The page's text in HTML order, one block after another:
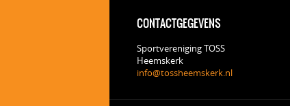
CONTACTGEGEVENS
Sportvereniging TOSS
Heemskerk
info@tossheemskerk.nl